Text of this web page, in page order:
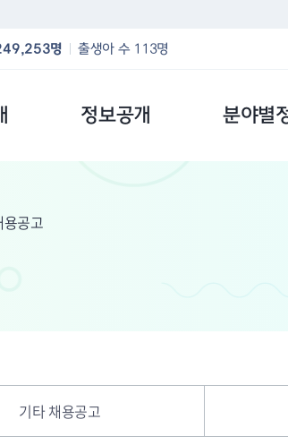
명 출생아 수 113명
정보공개 분야별
용공고
기타 채용공고